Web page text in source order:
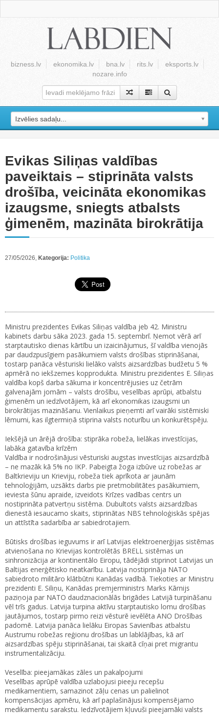
bizness.lv ekonomika.lv bna.lv rits.lv
eksports.lv
nozare.info
Izvēlies sadaļu...
Evikas Siliņas valdības
paveiktais – stiprināta valsts
drošība, veicināta ekonomikas
izaugsme, sniegts atbalsts
ģimenēm, mazināta birokrātija
27/05/2026, Kategorija: Politika
Ministru prezidentes Evikas Siliņas valdība jeb 42. Ministru
kabinets darbu sāka 2023. gada 15. septembrī. Ņemot vērā arī
starptautisko dienas kārtību un izaicinājumus, šī valdība vienojās
par daudzpusīgiem pasākumiem valsts drošības stiprināšanai,
tostarp panāca vēsturiski lielāko valsts aizsardzības budžetu 5 %
apmērā no iekšzemes kopprodukta. Ministru prezidentes E. Siliņas
valdība kopš darba sākuma ir koncentrējusies uz četrām
galvenajām jomām – valsts drošību, veselības aprūpi, atbalstu
ģimenēm un iedzīvotājiem, kā arī ekonomikas izaugsmi un
birokrātijas mazināšanu. Vienlaikus pieņemti arī vairāki sistēmiski
lēmumi, kas ilgtermiņā stiprina valsts noturību un konkurētspēju.
Iekšējā un ārējā drošība: stiprāka robeža, lielākas investīcijas,
labāka gatavība krīzēm
Valdība ir nodrošinājusi vēsturiski augstas investīcijas aizsardzībā
– ne mazāk kā 5% no IKP. Pabeigta žoga izbūve uz robežas ar
Baltkrieviju un Krieviju, robeža tiek aprīkota ar jaunām
tehnoloģijām, uzsākts darbs pie pretmobilitātes pasākumiem,
ieviesta šūnu apraide, izveidots Krīzes vadības centrs un
nostiprināta patvertņu sistēma. Dubultots valsts aizsardzības
dienestā iesaucamo skaits, stiprinātas NBS tehnoloģiskās spējas
un attīstīta sadarbība ar sabiedrotajiem.
Būtisks drošības ieguvums ir arī Latvijas elektroenerģijas sistēmas
atvienošana no Krievijas kontrolētās BRELL sistēmas un
sinhronizācija ar kontinentālo Eiropu, tādējādi stiprinot Latvijas un
Baltijas enerģētisko neatkarību. Latvija nostiprināja NATO
sabiedroto militāro klātbūtni Kanādas vadībā. Tiekoties ar Ministru
prezidenti E. Siliņu, Kanādas premjerministrs Marks Kārnijs
paziņoja par NATO daudznacionālās brigādes Latvijā turpināšanu
vēl trīs gadus. Latvija turpina aktīvu starptautisko lomu drošības
jautājumos, tostarp pirmo reizi vēsturē ievēlēta ANO Drošības
padomē. Latvija panāca lielāku Eiropas Savienības atbalstu
Austrumu robežas reģionu drošības un labklājības, kā arī
aizsardzības spēju stiprināšanai, tai skaitā cīņai pret migrantu
instrumentalizāciju.
Veselība: pieejamākas zāles un pakalpojumi
Veselības aprūpē valdība uzlabojusi pieeju recepšu
medikamentiem, samazinot zāļu cenas un palielinot
kompensācijas apmēru, kā arī paplašinājusi kompensējamo
medikamentu sarakstu. Iedzīvotājiem kļuvuši pieejamāki valsts